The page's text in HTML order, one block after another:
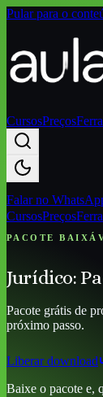
Pular para o
CursosPreços
Falar no
CursosPreços
PACOTE
Jurídico:
Pacote grátis de
próximo passo.
Liberar download
Baixe o pacote e,